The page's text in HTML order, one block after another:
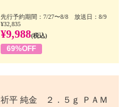
先行予約期間：7/27〜8/8 放送日：8/9
¥32,835
¥9,988(税込)
69%OFF
祈平 純金 ２．５ｇ ＰＡＭ